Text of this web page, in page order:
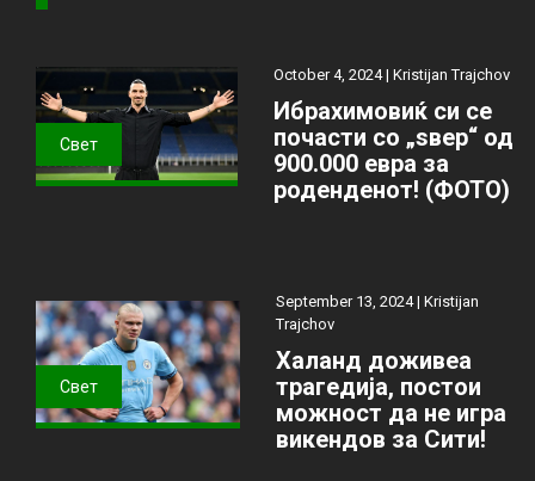
Свет
October 4, 2024 |Kristijan Trajchov
Ибрахимовиќ си се
почасти со „ѕвер“ од
900.000 евра за
роденденот! (ФОТО)
Свет
September 13, 2024 | Kristijan
Trajchov
Халанд доживеа
трагедија, постои
можност да не игра
викендов за Сити!